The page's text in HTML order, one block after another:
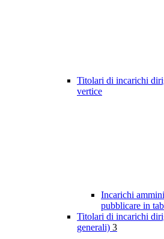
Titolari di incarichi
vertice
Incarichi
pubblicare in
Titolari di incarichi
generali) 3